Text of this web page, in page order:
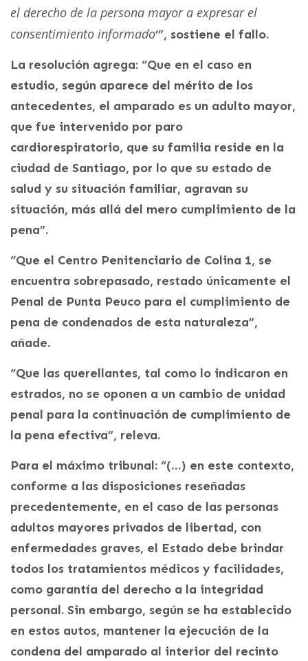
el derecho de la persona mayor a expresar el
consentimiento informado’”, sostiene el fallo.
La resolución agrega: “Que en el caso en
estudio, según aparece del mérito de los
antecedentes, el amparado es un adulto mayor,
que fue intervenido por paro
cardiorespiratorio, que su familia reside en la
ciudad de Santiago, por lo que su estado de
salud y su situación familiar, agravan su
situación, más allá del mero cumplimiento de la
pena”.
“Que el Centro Penitenciario de Colina 1, se
encuentra sobrepasado, restado únicamente el
Penal de Punta Peuco para el cumplimiento de
pena de condenados de esta naturaleza”,
añade.
“Que las querellantes, tal como lo indicaron en
estrados, no se oponen a un cambio de unidad
penal para la continuación de cumplimiento de
la pena efectiva”, releva.
Para el máximo tribunal: “(…) en este contexto,
conforme a las disposiciones reseñadas
precedentemente, en el caso de las personas
adultos mayores privados de libertad, con
enfermedades graves, el Estado debe brindar
todos los tratamientos médicos y facilidades,
como garantía del derecho a la integridad
personal. Sin embargo, según se ha establecido
en estos autos, mantener la ejecución de la
condena del amparado al interior del recinto